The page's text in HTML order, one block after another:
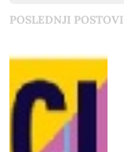
POSLEDNJI POSTOVI